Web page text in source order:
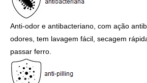
Anti-odor e antibacteriano, com ação
odores, tem lavagem fácil, secagem
passar ferro.